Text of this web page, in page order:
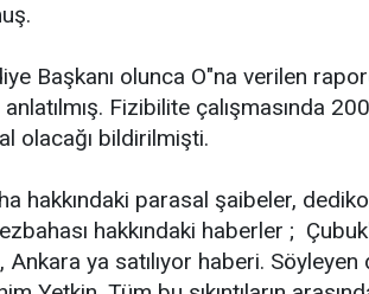
Başkanı olunca O"na verilen
Fizibilite çalışmasında
olacağı bildirilmişti.
hakkındaki parasal şaibeler,
hakkındaki haberler ; 
ya satılıyor haberi.